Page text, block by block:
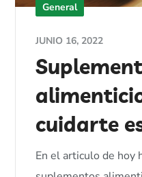
General
JUNIO 16, 2022
cuidarte
En el articulo de hoy